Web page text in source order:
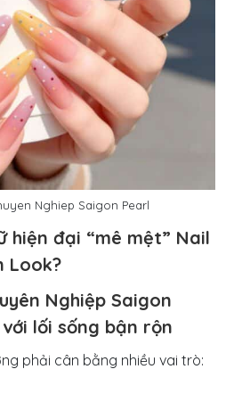
Nghiep Saigon Pearl
hiện đại “mê mệt” Nail
Look?
Nghiệp Saigon
lối sống bận rộn
phải cân bằng nhiều vai trò: